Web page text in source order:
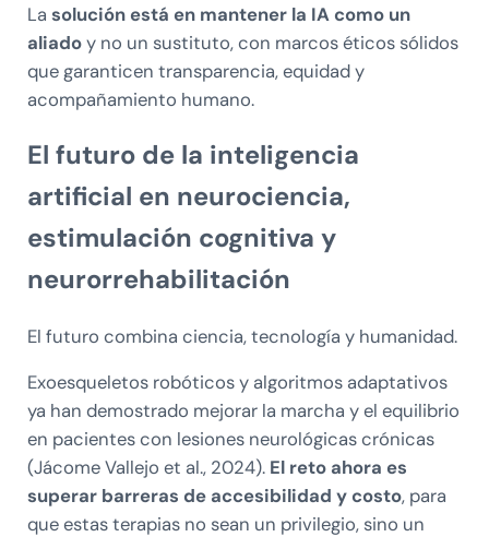
La solución está en mantener la IA como un
aliadoy no un sustituto, con marcos éticos sólidos
que garanticen transparencia, equidad y
acompañamiento humano.
El futuro de la inteligencia
artificial en neurociencia,
estimulación cognitiva y
neurorrehabilitación
El futuro combina ciencia, tecnología y humanidad.
Exoesqueletos robóticos y algoritmos adaptativos
ya han demostrado mejorar la marcha y el equilibrio
en pacientes con lesiones neurológicas crónicas
(Jácome Vallejo et al., 2024). El reto ahora es
superar barreras de accesibilidad y costo, para
que estas terapias no sean un privilegio, sino un